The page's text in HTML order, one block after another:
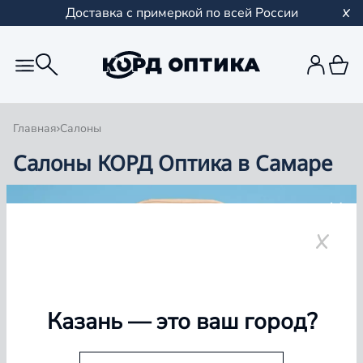
Доставка с примеркой по всей России
Главная Салоны
Салоны КОРД Оптика в Самаре
Группа компаний «Корд Оптика» - это более 100
Казань— это ваш город?